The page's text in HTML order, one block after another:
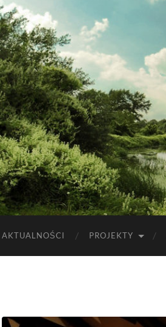
narzędzi
AKTUALNOŚCI PROJEKTY